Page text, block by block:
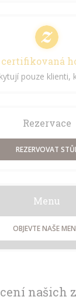
našich
certifikovaná
pouze klienti,
Rezervace
REZERVOVAT
Menu
OBJEVTE NAŠE